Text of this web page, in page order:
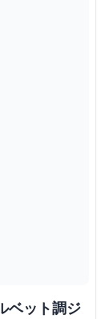
ベット調ジ